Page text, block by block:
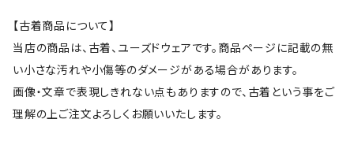
【古着商品について】
当店の商品は、古着、ユーズドウェアです。商品ページに記載の無
い小さな汚れや小傷等のダメージがある場合があります。
画像・文章で表現しきれない点もありますので、古着という事をご
理解の上ご注文よろしくお願いいたします。